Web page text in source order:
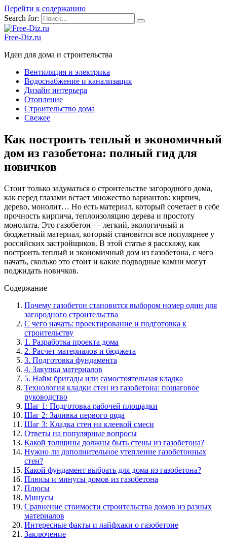
Перейти к содержанию
Search for:
Free-Diz.ru
Идеи для дома и строительства
Вентиляция и электрика
Водоснабжение и канализация
Дизайн интерьера
Отопление
Строительство дома
Свежее
Как построить теплый и экономичный
дом из газобетона: полный гид для
новичков
Стоит только задуматься о строительстве загородного дома,
как перед глазами встает множество вариантов: кирпич,
дерево, монолит… Но есть материал, который сочетает в себе
прочность кирпича, теплоизоляцию дерева и простоту
монолита. Это газобетон — легкий, экологичный и
бюджетный материал, который становится все популярнее у
российских застройщиков. В этой статье я расскажу, как
построить теплый и экономичный дом из газобетона, с чего
начать, сколько это стоит и какие подводные камни могут
поджидать новичков.
Содержание
Почему газобетон становится выбором номер один для
загородного строительства
С чего начать: проектирование и подготовка к
строительству
1. Разработка проекта дома
2. Расчет материалов и бюджета
3. Подготовка фундамента
4. Закупка материалов
5. Найм бригады или самостоятельная кладка
Технология кладки стен из газобетона: пошаговое
руководство
Шаг 1: Подготовка рабочей площадки
Шаг 2: Заливка первого ряда
Шаг 3: Кладка стен на клеевой смеси
Ответы на популярные вопросы
Какой толщины должны быть стены из газобетона?
Нужно ли дополнительное утепление газобетонных
стен?
Какой фундамент выбрать для дома из газобетона?
Плюсы и минусы домов из газобетона
Плюсы
Минусы
Сравнение стоимости строительства домов из разных
материалов
Интересные факты и лайфхаки о газобетоне
Заключение